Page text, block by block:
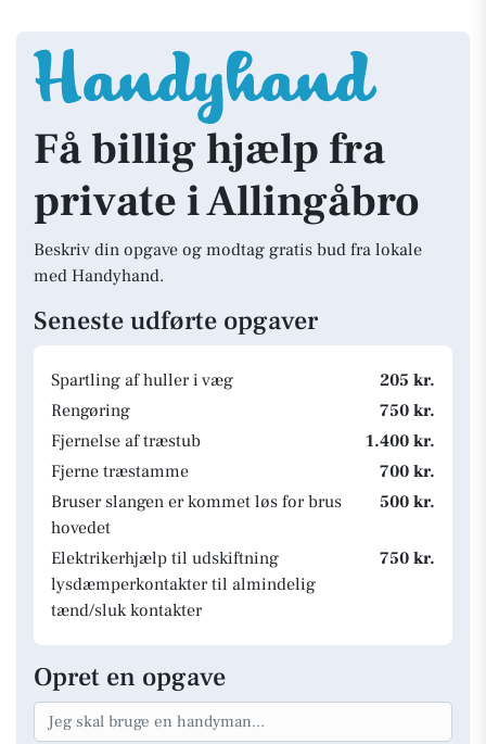
Få billig hjælp fra
private i Allingåbro
Beskriv din opgave og modtag gratis bud fra lokale
med Handyhand.
Seneste udførte opgaver
Spartling af huller i væg
205 kr.
Rengøring
750 kr.
Fjernelse af træstub
1.400 kr.
Fjerne træstamme
700 kr.
Bruser slangen er kommet løs for brus
hovedet
500 kr.
Elektrikerhjælp til udskiftning
lysdæmperkontakter til almindelig
tænd/sluk kontakter
750 kr.
Opret en opgave